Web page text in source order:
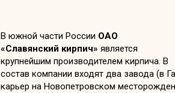
В южной части России ОАО
«Славянский кирпич» является
крупнейшим производителем кирпича. В
состав компании входят два завода (в
карьер на Новопетровском